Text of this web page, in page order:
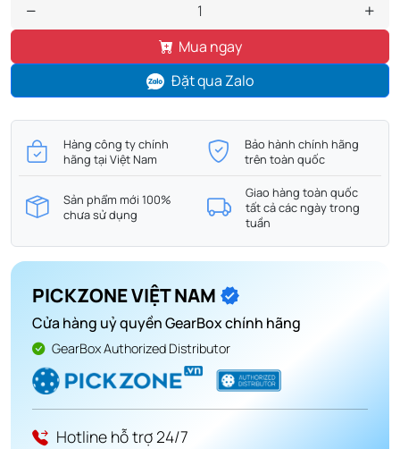
Mua ngay
Đặt qua Zalo
Hàng công ty chính
hãng tại Việt Nam
Bảo hành chính hãng
trên toàn quốc
Sản phẩm mới 100%
chưa sử dụng
Giao hàng toàn quốc
tất cả các ngày trong
tuần
PICKZONE VIỆT NAM
Cửa hàng uỷ quyền GearBox chính hãng
GearBox Authorized Distributor
Hotline hỗ trợ 24/7